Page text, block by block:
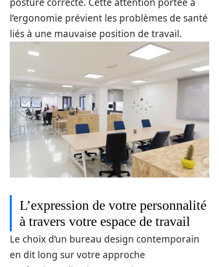
l’ergonomie prévient les problèmes de santé
liés à une mauvaise position de travail.
L’expression de votre personnalité
à travers votre espace de travail
Le choix d’un bureau design contemporain
en dit long sur votre approche